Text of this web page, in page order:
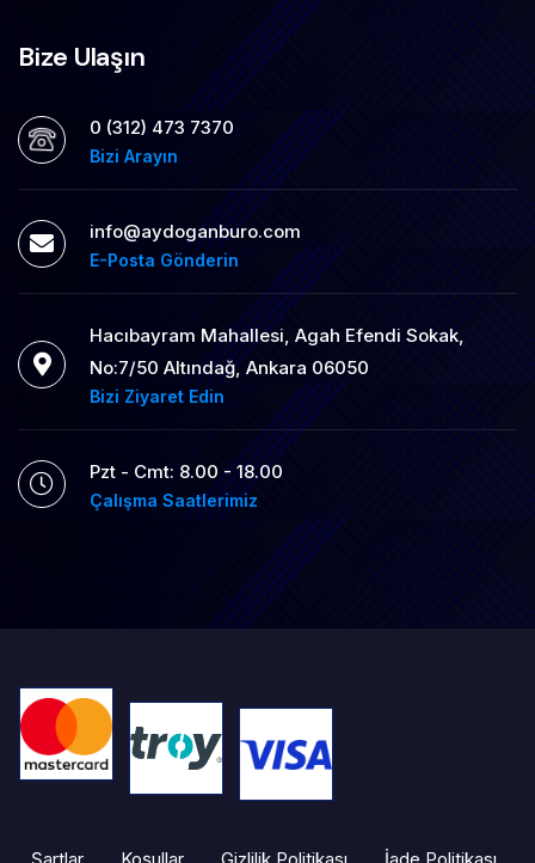
Bize Ulaşın
0 (312) 473 7370
Bizi Arayın
info@aydoganburo.com
E-Posta Gönderin
Hacıbayram Mahallesi, Agah Efendi Sokak,
No:7/50 Altındağ, Ankara 06050
Bizi Ziyaret Edin
Pzt - Cmt: 8.00 - 18.00
Çalışma Saatlerimiz